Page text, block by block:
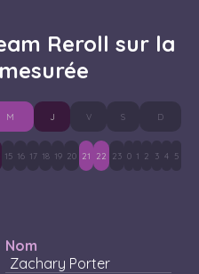
Reroll sur la
M J V S D
15 16 17 18 19 20 21 22 23 0 1 2 3 4 5
Nom
Zachary Porter